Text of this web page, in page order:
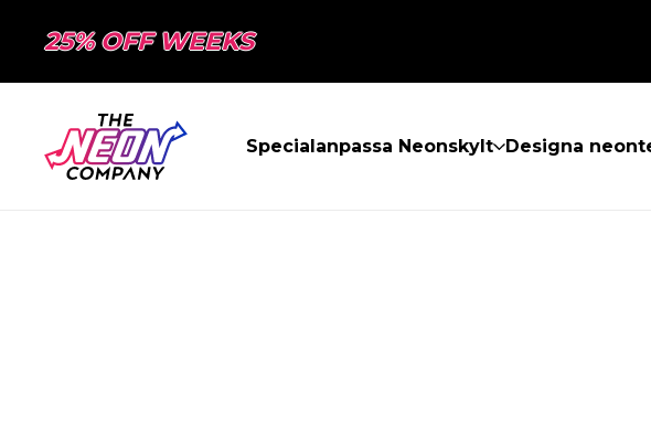
25% OFF WEEKS
Specialanpassa Neonskylt Designa